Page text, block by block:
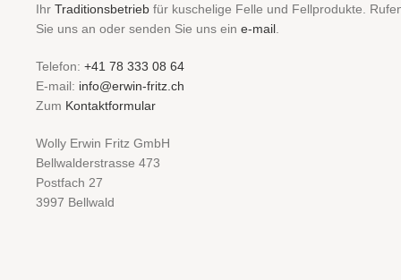
Ihr Traditionsbetrieb für kuschelige Felle und Fellprodukte.
Sie uns an oder senden Sie uns ein e-mail
Telefon: +41 78 333 08 64
E-mail: info@erwin-fritz.ch
Zum Kontaktformular
Wolly Erwin Fritz GmbH
Bellwalderstrasse 473
Postfach 27
3997 Bellwald